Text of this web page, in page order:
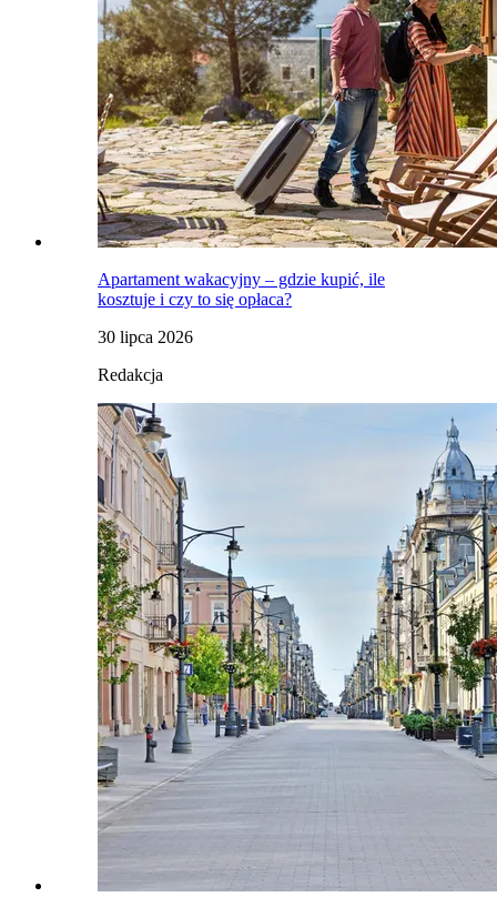
Apartament wakacyjny – gdzie kupić, ile
kosztuje i czy to się opłaca?
30 lipca 2026
Redakcja